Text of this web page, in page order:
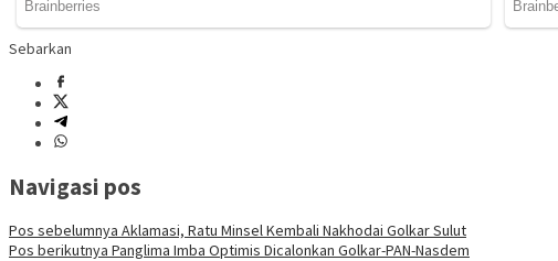
Sebarkan
Navigasi pos
Pos sebelumnya Aklamasi, Ratu Minsel Kembali Nakhodai Golkar Sulut
Pos berikutnya Panglima Imba Optimis Dicalonkan Golkar-PAN-Nasdem